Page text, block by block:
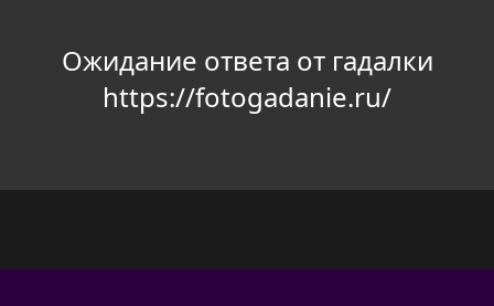
Ожидание ответа от гадалки
https://fotogadanie.ru/